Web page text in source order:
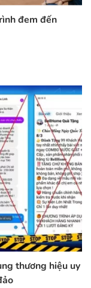
đem đến
thương hiệu uy